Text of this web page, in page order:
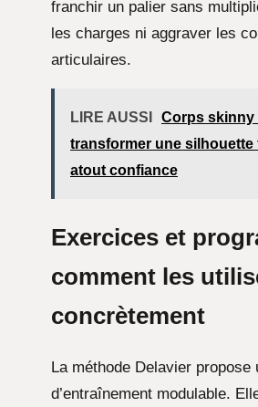
franchir un palier sans
les charges ni aggraver les
articulaires.
LIRE AUSSI
Corps skinny
transformer une silhouette
atout confiance
Exercices et
comment les
concrètement
La méthode Delavier propose
d’entraînement modulable.